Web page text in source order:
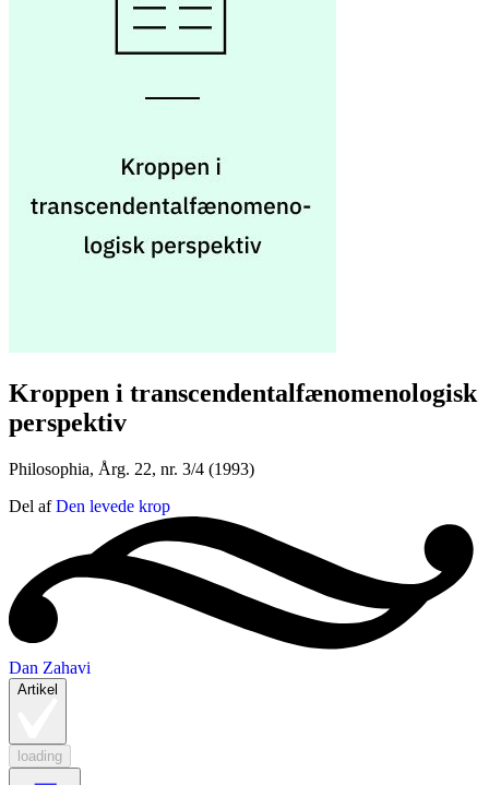
Kroppen i transcendentalfænomenologisk
perspektiv
Philosophia, Årg. 22, nr. 3/4 (1993)
Del afDen levede krop
Dan Zahavi
Artikel
loading